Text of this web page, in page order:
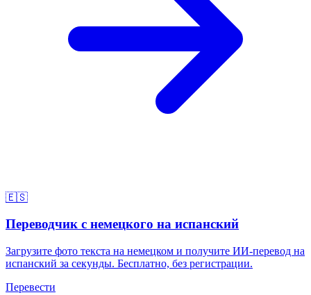
🇪🇸
Переводчик с немецкого на испанский
Загрузите фото текста на немецком и получите ИИ-перевод на
испанский за секунды. Бесплатно, без регистрации.
Перевести